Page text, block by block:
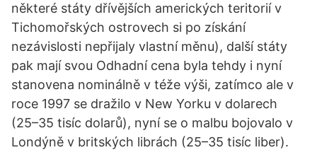
některé státy dřívějších amerických teritorií v
Tichomořských ostrovech si po získání
nezávislosti nepřijaly vlastní měnu), další státy
pak mají svou Odhadní cena byla tehdy i nyní
stanovena nominálně v téže výši, zatímco ale v
roce 1997 se dražilo v New Yorku v dolarech
(25–35 tisíc dolarů), nyní se o malbu bojovalo v
Londýně v britských librách (25–35 tisíc liber).